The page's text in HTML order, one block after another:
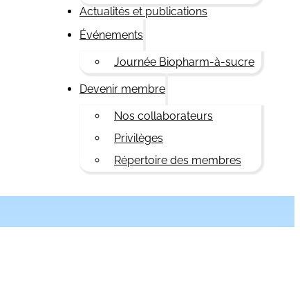
Actualités et publications
Événements
Journée Biopharm-à-sucre
Devenir membre
Nos collaborateurs
Privilèges
Répertoire des membres